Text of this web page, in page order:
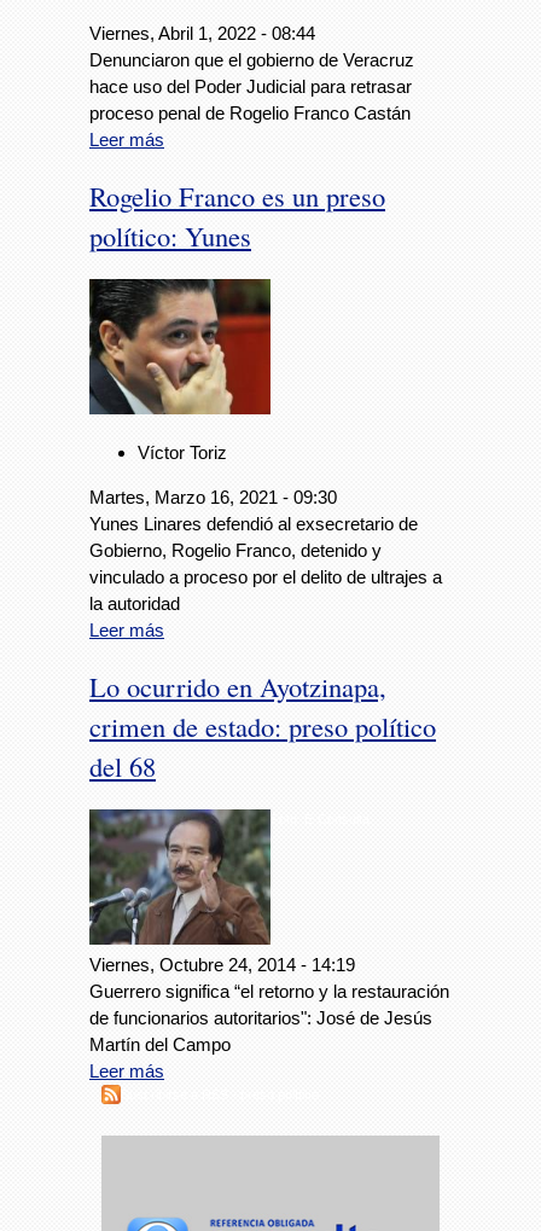
Viernes, Abril 1, 2022 - 08:44
Denunciaron que el gobierno de Veracruz
hace uso del Poder Judicial para retrasar
proceso penal de Rogelio Franco Castán
Leer más
Rogelio Franco es un preso
político: Yunes
Víctor Toriz
Martes, Marzo 16, 2021 - 09:30
Yunes Linares defendió al exsecretario de
Gobierno, Rogelio Franco, detenido y
vinculado a proceso por el delito de ultrajes a
la autoridad
Leer más
Lo ocurrido en Ayotzinapa,
crimen de estado: preso político
del 68
Viernes, Octubre 24, 2014 - 14:19
Guerrero significa “el retorno y la restauración
de funcionarios autoritarios": José de Jesús
Martín del Campo
Leer más